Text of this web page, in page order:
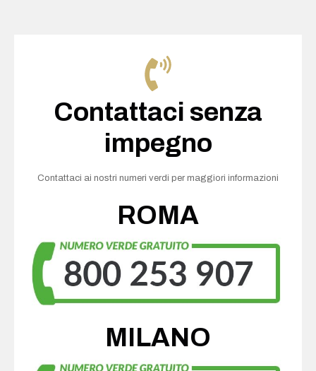
Contattaci senza
impegno
Contattaci ai nostri numeri verdi per maggiori informazioni
ROMA
MILANO